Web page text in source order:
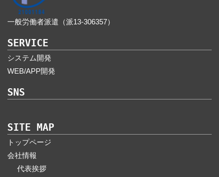
一般労働者派遣（派13-306357）
SERVICE
システム開発
WEB/APP開発
SNS
SITE MAP
トップページ
会社情報
代表挨拶